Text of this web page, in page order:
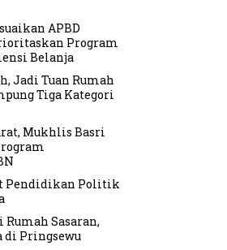
APBD
Program
Belanja
Jadi Tuan Rumah
Tiga Kategori
Mukhlis Basri
Pendidikan Politik
Sasaran,
di Pringsewu